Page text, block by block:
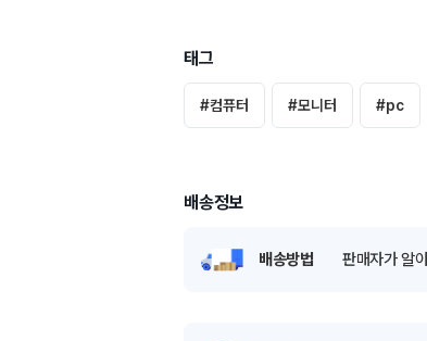
태그
#컴퓨터 #모니터 #pc
배송정보
배송방법 판매자가 알